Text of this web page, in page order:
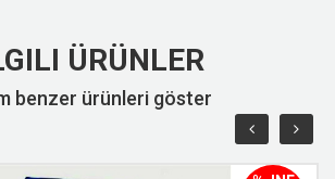
ÜRÜNLER
benzer ürünleri göster